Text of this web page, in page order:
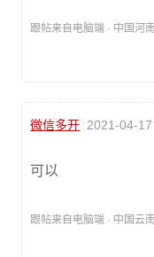
跟帖来自电脑端 · 中国河
微信多开 2021-04-
可以
跟帖来自电脑端 · 中国云